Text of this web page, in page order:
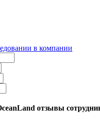
в компании
отзывы